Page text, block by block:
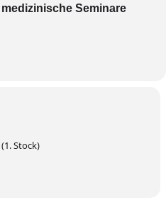
Seminare
Stock)